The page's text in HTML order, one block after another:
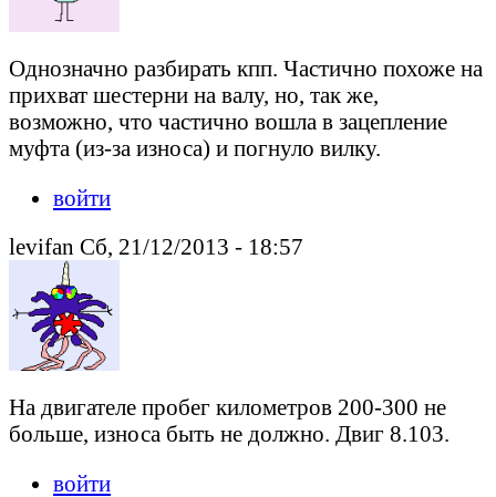
Однозначно разбирать кпп. Частично похоже на
прихват шестерни на валу, но, так же,
возможно, что частично вошла в зацепление
муфта (из-за износа) и погнуло вилку.
войти
levifan Сб, 21/12/2013 - 18:57
На двигателе пробег километров 200-300 не
больше, износа быть не должно. Двиг 8.103.
войти